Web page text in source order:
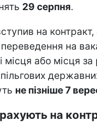
29 серпня.
на
на
місця або місця за
не пізніше 7
на